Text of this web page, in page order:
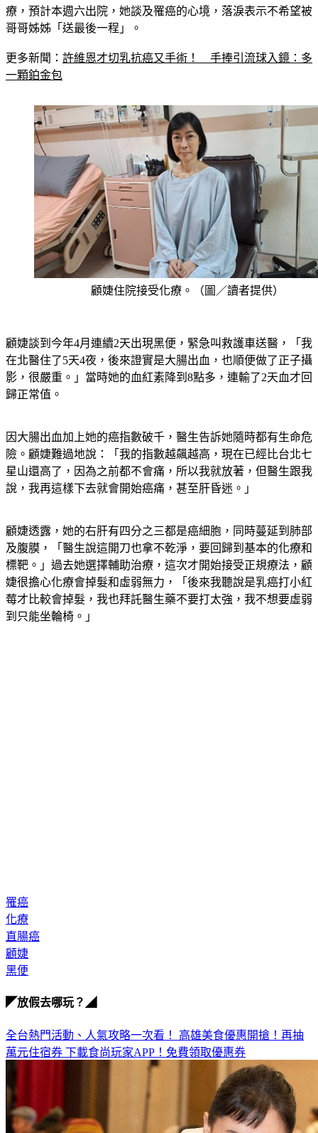
療，預計本週六出院，她談及罹癌的心境，落淚表示不希望被
哥哥姊姊「送最後一程」。
更多新聞： 許維恩才切乳抗癌又手術！　手捧引流球入鏡：多
一顆鉑金包
顧婕住院接受化療。（圖／讀者提供）
顧婕談到今年4月連續2天出現黑便，緊急叫救護車送醫，「我
在北醫住了5天4夜，後來證實是大腸出血，也順便做了正子攝
影，很嚴重。」當時她的血紅素降到8點多，連輸了2天血才回
歸正常值。
因大腸出血加上她的癌指數破千，醫生告訴她隨時都有生命危
險。顧婕難過地說：「我的指數越飆越高，現在已經比台北七
星山還高了，因為之前都不會痛，所以我就放著，但醫生跟我
說，我再這樣下去就會開始癌痛，甚至肝昏迷。」
顧婕透露，她的右肝有四分之三都是癌細胞，同時蔓延到肺部
及腹膜，「醫生說這開刀也拿不乾淨，要回歸到基本的化療和
標靶。」過去她選擇輔助治療，這次才開始接受正規療法，顧
婕很擔心化療會掉髮和虛弱無力，「後來我聽說是乳癌打小紅
莓才比較會掉髮，我也拜託醫生藥不要打太強，我不想要虛弱
到只能坐輪椅。」
罹癌
化療
直腸癌
顧婕
黑便
◤放假去哪玩？◢
全台熱門活動、人氣攻略一次看！ 高雄美食優惠開搶！再抽
萬元住宿券 下載食尚玩家APP！免費領取優惠券